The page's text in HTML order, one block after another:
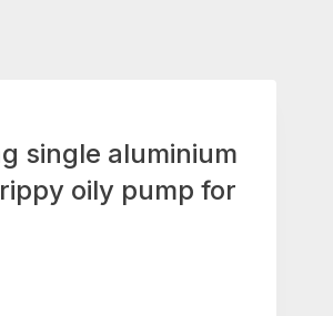
single aluminium
oily pump for